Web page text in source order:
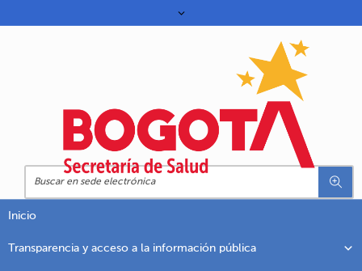
Inicio
Transparencia y acceso a la información pública